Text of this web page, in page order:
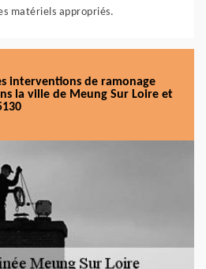
matériels appropriés.
interventions de ramonage
la ville de Meung Sur Loire et